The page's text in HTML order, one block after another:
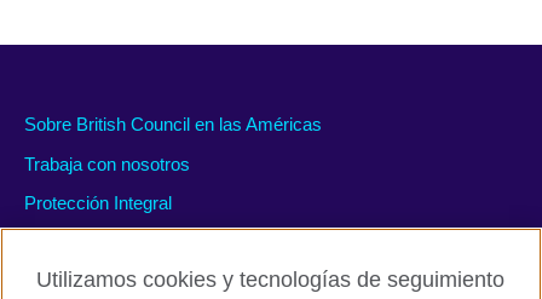
Sobre British Council en las Américas
Trabaja con nosotros
Protección Integral
Utilizamos cookies y tecnologías de seguimiento